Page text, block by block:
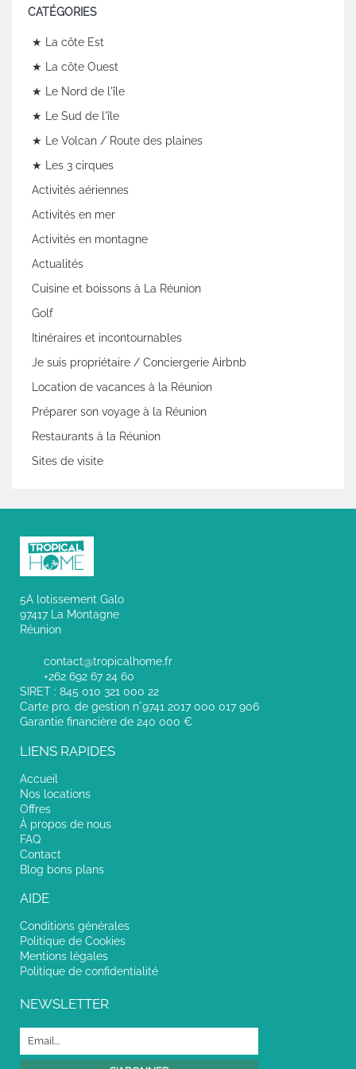
CATÉGORIES
★ La côte Est
★ La côte Ouest
★ Le Nord de l'île
★ Le Sud de l'île
★ Le Volcan / Route des plaines
★ Les 3 cirques
Activités aériennes
Activités en mer
Activités en montagne
Actualités
Cuisine et boissons à La Réunion
Golf
Itinéraires et incontournables
Je suis propriétaire / Conciergerie Airbnb
Location de vacances à la Réunion
Préparer son voyage à la Réunion
Restaurants à la Réunion
Sites de visite
5A lotissement Galo
97417 La Montagne
Réunion
contact@tropicalhome.fr
+262 692 67 24 60
SIRET : 845 010 321 000 22
Carte pro. de gestion n°9741 2017 000 017 906
Garantie financière de 240 000 €
LIENS RAPIDES
Accueil
Nos locations
Offres
À propos de nous
FAQ
Contact
Blog bons plans
AIDE
Conditions générales
Politique de Cookies
Mentions légales
Politique de confidentialité
NEWSLETTER